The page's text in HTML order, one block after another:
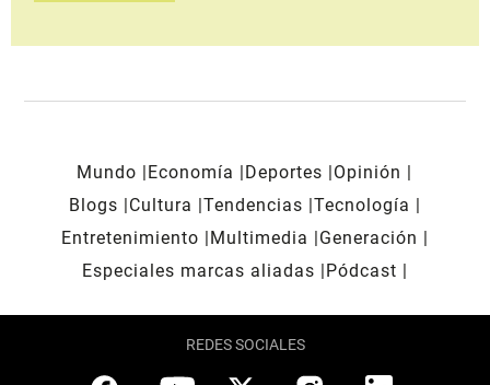
Mundo Economía Deportes
Opinión
Blogs
Cultura Tendencias Tecnología
Entretenimiento
Multimedia
Generación
Especiales marcas aliadas
Pódcast
REDES SOCIALES